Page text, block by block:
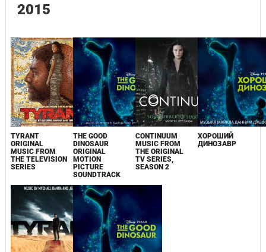
2015
TYRANT
ORIGINAL
MUSIC FROM
THE TELEVISION
SERIES
THE GOOD
DINOSAUR
ORIGINAL
MOTION
PICTURE
SOUNDTRACK
CONTINUUM
MUSIC FROM
THE ORIGINAL
TV SERIES,
SEASON 2
ХОРОШИЙ
ДИНОЗАВР